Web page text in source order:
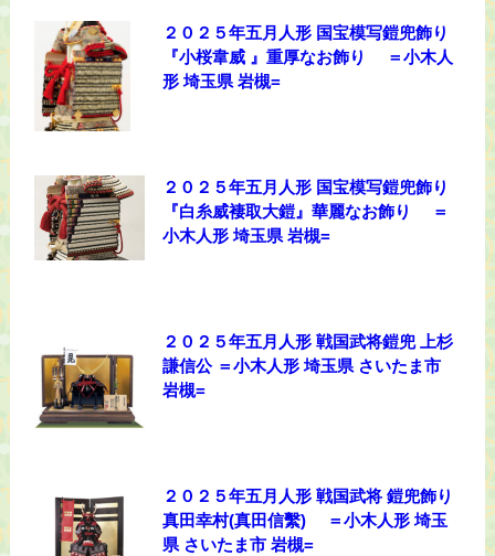
２０２５年五月人形 国宝模写鎧兜飾り
『小桜韋威 』重厚なお飾り ＝小木人
形 埼玉県 岩槻=
２０２５年五月人形 国宝模写鎧兜飾り
『白糸威褄取大鎧』華麗なお飾り ＝
小木人形 埼玉県 岩槻=
２０２５年五月人形 戦国武将鎧兜 上杉
謙信公 ＝小木人形 埼玉県 さいたま市
岩槻=
２０２５年五月人形 戦国武将 鎧兜飾り
真田幸村(真田信繫) ＝小木人形 埼玉
県 さいたま市 岩槻=